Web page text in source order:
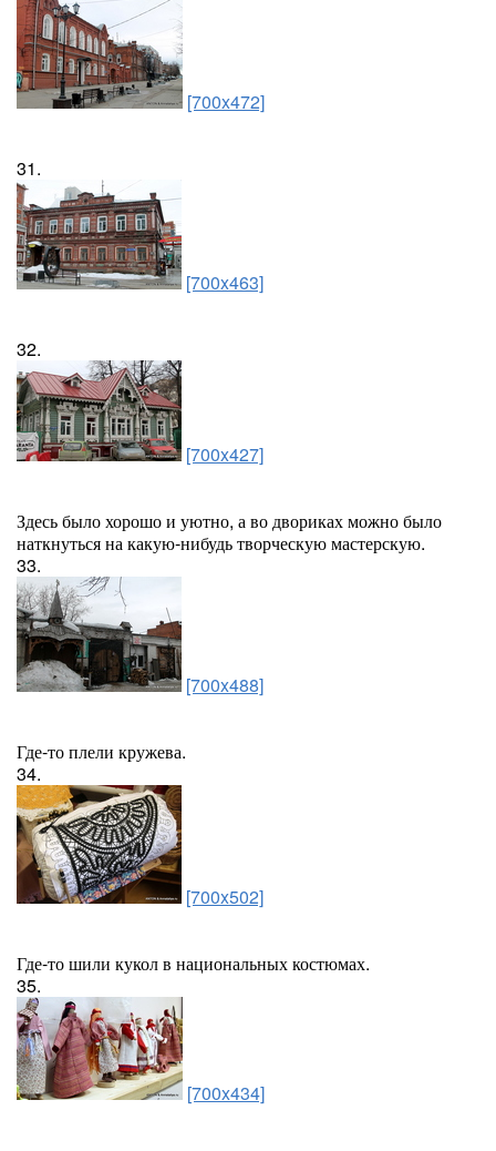
[700x472]
31.
[700x463]
32.
[700x427]
Здесь было хорошо и уютно, а во двориках можно было
наткнуться на какую-нибудь творческую мастерскую.
33.
[700x488]
Где-то плели кружева.
34.
[700x502]
Где-то шили кукол в национальных костюмах.
35.
[700x434]